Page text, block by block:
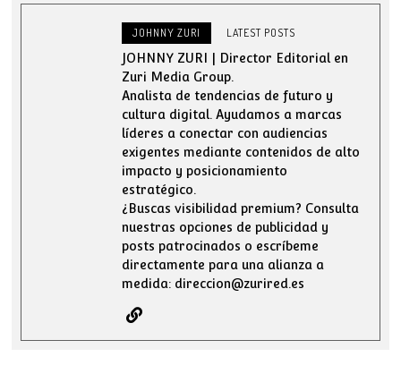
JOHNNY ZURI LATEST POSTS
JOHNNY ZURI | Director Editorial en
Zuri Media Group.
Analista de tendencias de futuro y
cultura digital. Ayudamos a marcas
líderes a conectar con audiencias
exigentes mediante contenidos de alto
impacto y posicionamiento
estratégico.
¿Buscas visibilidad premium? Consulta
nuestras opciones de publicidad y
posts patrocinados o escríbeme
directamente para una alianza a
medida: direccion@zurired.es